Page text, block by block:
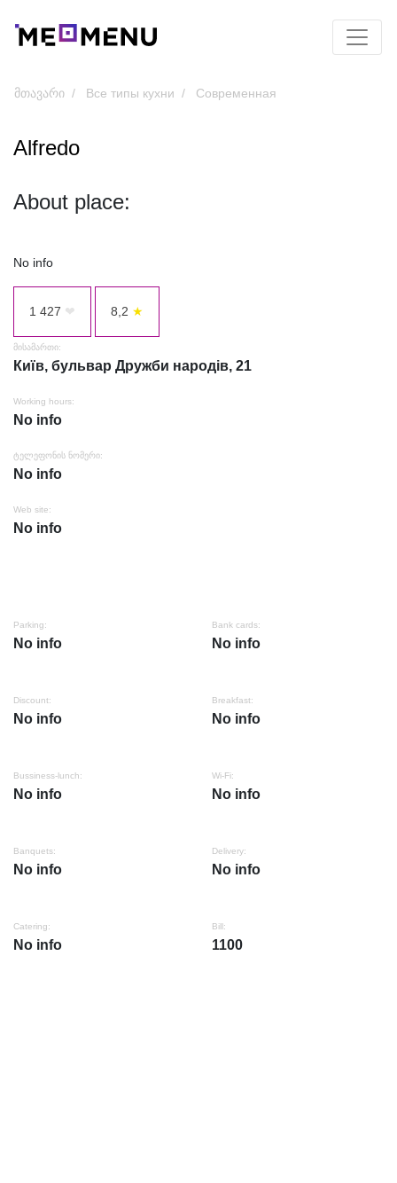
მთავარი Все типы кухни Современная
Alfredo
About place:
No info
1 427 ❤ 8,2 ★
მისამართი:
Київ, бульвар Дружби народів, 21
Working hours:
No info
ტელეფონის ნომერი:
No info
Web site:
No info
Parking:
No info
Bank cards:
No info
Discount:
No info
Breakfast:
No info
Bussiness-lunch:
No info
Wi-Fi:
No info
Banquets:
No info
Delivery:
No info
Catering:
No info
Bill:
1100